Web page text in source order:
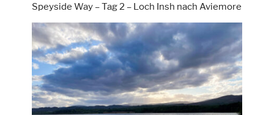
Speyside Way – Tag 2 – Loch Insh nach Aviemore